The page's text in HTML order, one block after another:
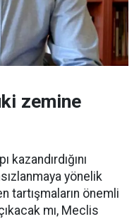
zemine
yönelik
tartışmaların önemli
mı, Meclis